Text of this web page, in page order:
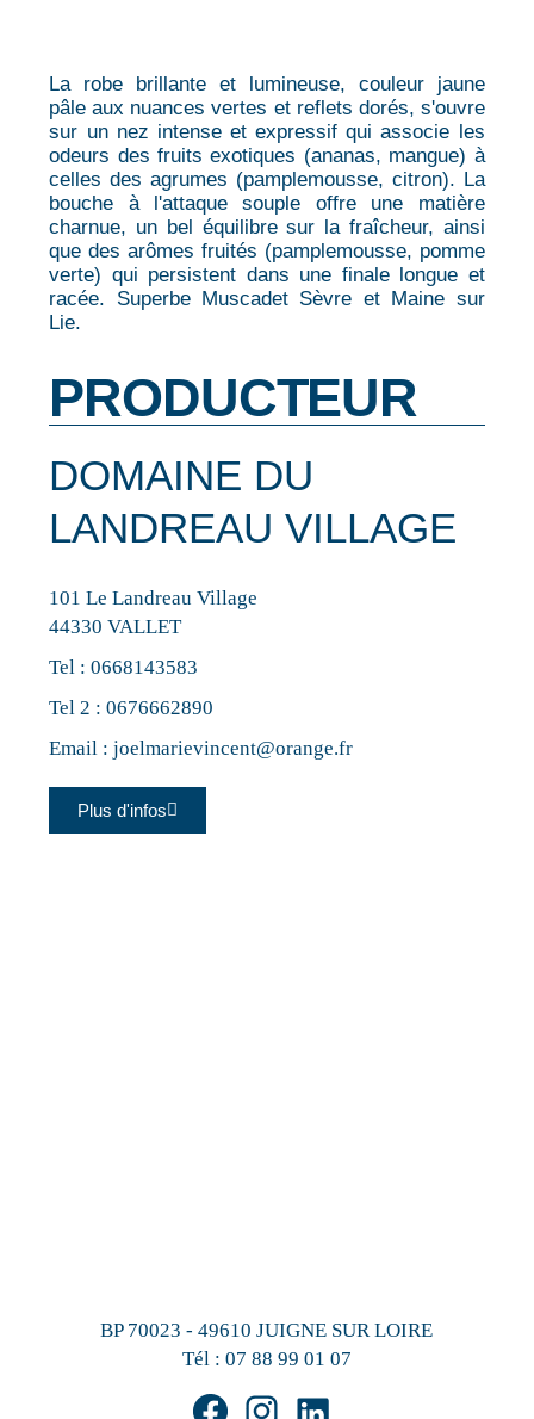
La robe brillante et lumineuse, couleur jaune
pâle aux nuances vertes et reflets dorés, s'ouvre
sur un nez intense et expressif qui associe les
odeurs des fruits exotiques (ananas, mangue) à
celles des agrumes (pamplemousse, citron). La
bouche à l'attaque souple offre une matière
charnue, un bel équilibre sur la fraîcheur, ainsi
que des arômes fruités (pamplemousse, pomme
verte) qui persistent dans une finale longue et
racée. Superbe Muscadet Sèvre et Maine sur
Lie.
PRODUCTEUR
DOMAINE DU
LANDREAU VILLAGE
101 Le Landreau Village
44330 VALLET
Tel :0668143583
Tel 2 :0676662890
Email :joelmarievincent@orange.fr
Plus d'infos
BP 70023 - 49610 JUIGNE SUR LOIRE
Tél : 07 88 99 01 07